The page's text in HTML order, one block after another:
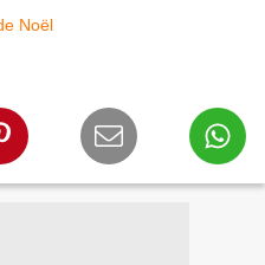
Noël